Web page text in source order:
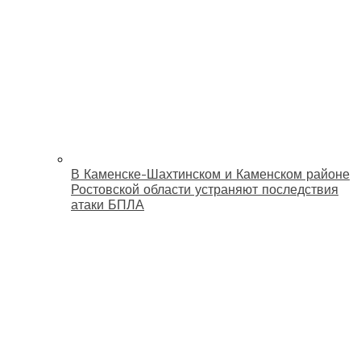
В Каменске-Шахтинском и Каменском районе
Ростовской области устраняют последствия
атаки БПЛА